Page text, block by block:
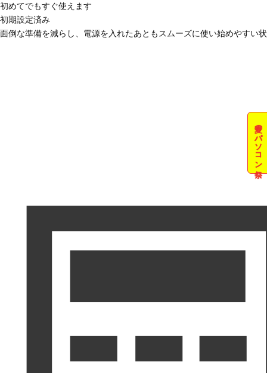
夏のパソコン祭
初めてでもすぐ使えます
初期設定済み
面倒な準備を減らし、電源を入れたあともスムーズに使い始めやすい